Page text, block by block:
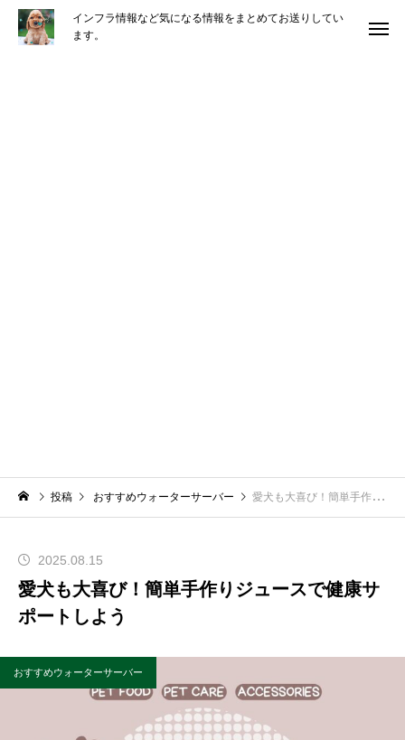
インフラ情報など気になる情報をまとめてお送りしてい
ます。
投稿 おすすめウォーターサーバー 愛犬も大喜び！簡単手作りジュースで健康サポートしよう
2025.08.15
愛犬も大喜び！簡単手作りジュースで健康サ
ポートしよう
おすすめウォーターサーバー